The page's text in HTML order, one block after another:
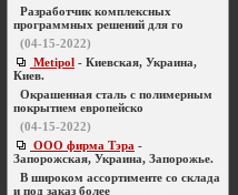
Разработчик комплексных
программных решений для го
(04-15-2022)
Metipol - Киевская, Украина,
Киев.
Окрашенная сталь с полимерным
покрытием европейско
(04-15-2022)
ООО фирма Тэра -
Запорожская, Украина, Запорожье.
В широком ассортименте со склада
и под заказ более